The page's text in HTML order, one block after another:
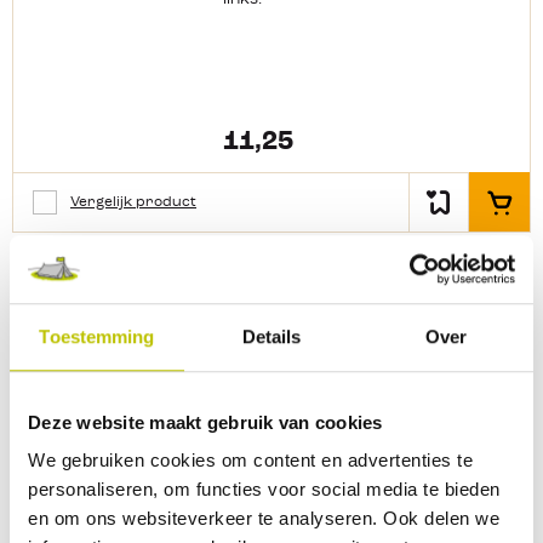
Toestemming Details Over
Deze website maakt gebruik van cookies
We gebruiken cookies om content en advertenties te
personaliseren, om functies voor social media te bieden
en om ons websiteverkeer te analyseren. Ook delen we
bar
11,25
Vergelijk product In het
Thuis binnen 1 werkdag
links
links. Deze regelaar is te gebruiken
voor apparaten met 50 mbar.
gasdrukregelaar en vervang deze
tijdig.